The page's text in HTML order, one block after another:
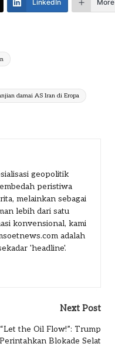
LinkedIn More
damai AS Iran di Eropa
geopolitik
peristiwa
melainkan sebagai
lebih dari satu
konvensional, kami
adalah
'headline'.
Next Post
“Let the Oil Flow!”: Trump
Perintahkan Blokade Selat